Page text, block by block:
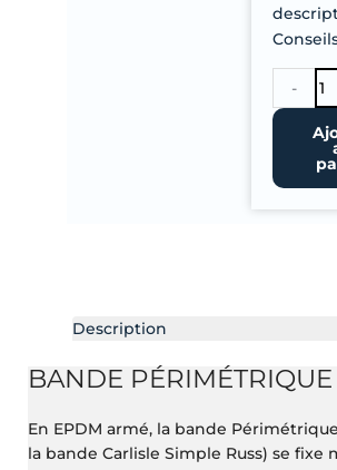
-
quantité
de
Bande
Rouleau
Description
BANDE PÉRIMÉTRIQUE
En EPDM armé, la bande
la bande Carlisle Simple Russ) se fixe